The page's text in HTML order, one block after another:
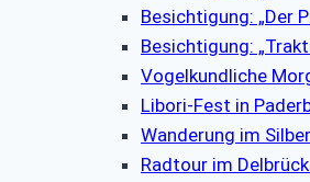
Besichtigung: „Der
Besichtigung:
Vogelkundliche
Libori-Fest in
Wanderung im
Radtour im